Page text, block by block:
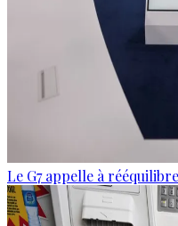
Le G7 appelle à